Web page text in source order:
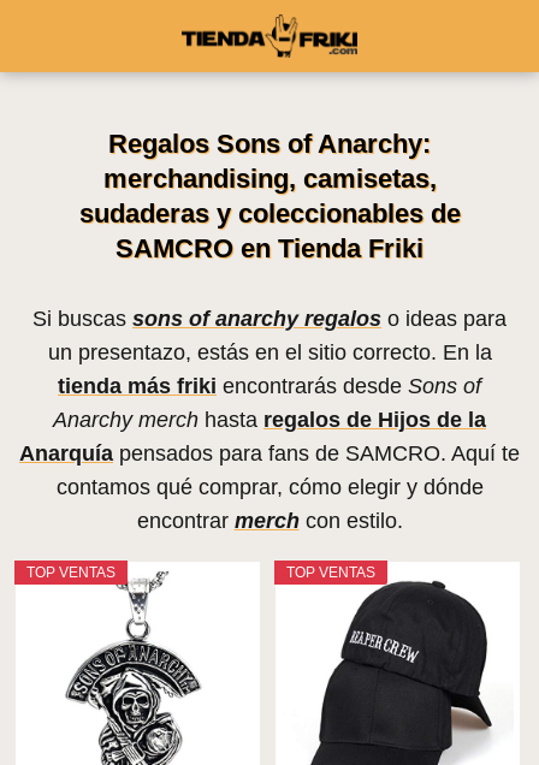
Regalos Sons of Anarchy:
merchandising, camisetas,
sudaderas y coleccionables de
SAMCRO en Tienda Friki
Si buscas sons of anarchy regalos o ideas para
un presentazo, estás en el sitio correcto. En la
tienda más friki encontrarás desde Sons of
Anarchy merch hasta regalos de Hijos de la
Anarquía pensados para fans de SAMCRO. Aquí te
contamos qué comprar, cómo elegir y dónde
encontrar merchcon estilo.
TOP VENTAS TOP VENTAS